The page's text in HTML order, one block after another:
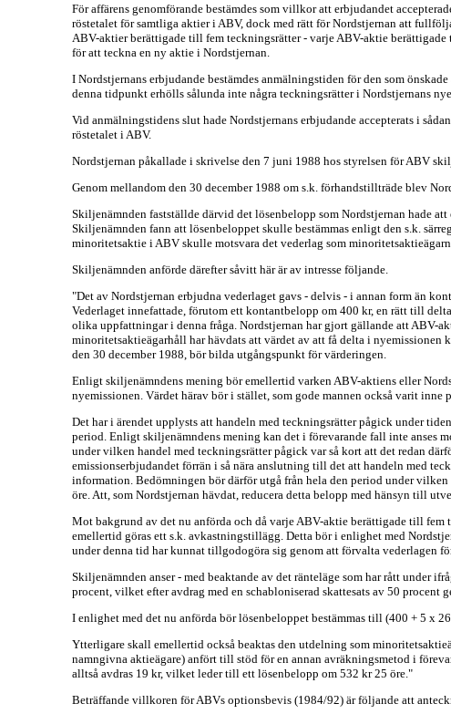
För affärens genomförande bestämdes som villkor att erbjudandet
röstetalet för samtliga aktier i ABV, dock med rätt för Nordstjernan att
ABV-aktier berättigade till fem teckningsrätter - varje ABV-aktie
för att teckna en ny aktie i Nordstjernan.
I Nordstjernans erbjudande bestämdes anmälningstiden för den som
denna tidpunkt erhölls sålunda inte några teckningsrätter i Nordstjernans
Vid anmälningstidens slut hade Nordstjernans erbjudande accepterats i
röstetalet i ABV.
Nordstjernan påkallade i skrivelse den 7 juni 1988 hos styrelsen för ABV
Genom mellandom den 30 december 1988 om s.k. förhandstillträde blev
Skiljenämnden fastställde därvid det lösenbelopp som Nordstjernan hade
Skiljenämnden fann att lösenbeloppet skulle bestämmas enligt den s.k.
minoritetsaktie i ABV skulle motsvara det vederlag som
Skiljenämnden anförde därefter såvitt här är av intresse följande.
"Det av Nordstjernan erbjudna vederlaget gavs - delvis - i annan form än
Vederlaget innefattade, förutom ett kontantbelopp om 400 kr, en rätt till
olika uppfattningar i denna fråga. Nordstjernan har gjort gällande att ABV-
minoritetsaktieägarhåll har hävdats att värdet av att få delta i nyemissionen
den 30 december 1988, bör bilda utgångspunkt för värderingen.
Enligt skiljenämndens mening bör emellertid varken ABV-aktiens eller
nyemissionen. Värdet härav bör i stället, som gode mannen också varit inne
Det har i ärendet upplysts att handeln med teckningsrätter pågick under
period. Enligt skiljenämndens mening kan det i förevarande fall inte anses
under vilken handel med teckningsrätter pågick var så kort att det redan
emissionserbjudandet förrän i så nära anslutning till det att handeln med
information. Bedömningen bör därför utgå från hela den period under
öre. Att, som Nordstjernan hävdat, reducera detta belopp med hänsyn till
Mot bakgrund av det nu anförda och då varje ABV-aktie berättigade till
emellertid göras ett s.k. avkastningstillägg. Detta bör i enlighet med
under denna tid har kunnat tillgodogöra sig genom att förvalta vederlagen
Skiljenämnden anser - med beaktande av det ränteläge som har rått under
procent, vilket efter avdrag med en schabloniserad skattesats av 50
I enlighet med det nu anförda bör lösenbeloppet bestämmas till (400 + 5 x
Ytterligare skall emellertid också beaktas den utdelning som
namngivna aktieägare) anfört till stöd för en annan avräkningsmetod i
alltså avdras 19 kr, vilket leder till ett lösenbelopp om 532 kr 25 öre."
Beträffande villkoren för ABVs optionsbevis (1984/92) är följande att